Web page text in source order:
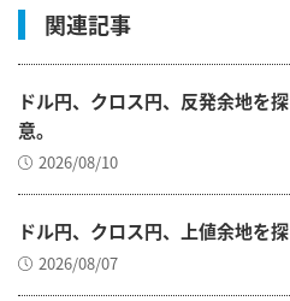
関連記事
ドル円、クロス円、反発余地を
意。
2026/08/10
ドル円、クロス円、上値余地を探
2026/08/07